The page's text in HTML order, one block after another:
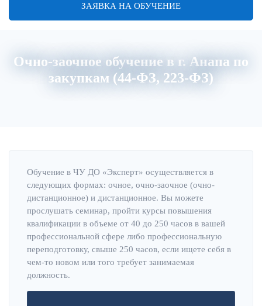
ЗАЯВКА НА ОБУЧЕНИЕ
Очно-заочное обучение в г. Анапа по
закупкам (44-ФЗ, 223-ФЗ)
Обучение в ЧУ ДО «Эксперт» осуществляется в
следующих формах: очное, очно-заочное (очно-
дистанционное) и дистанционное. Вы можете
прослушать семинар, пройти курсы повышения
квалификации в объеме от 40 до 250 часов в вашей
профессиональной сфере либо профессиональную
переподготовку, свыше 250 часов, если ищете себя в
чем-то новом или того требует занимаемая
должность.